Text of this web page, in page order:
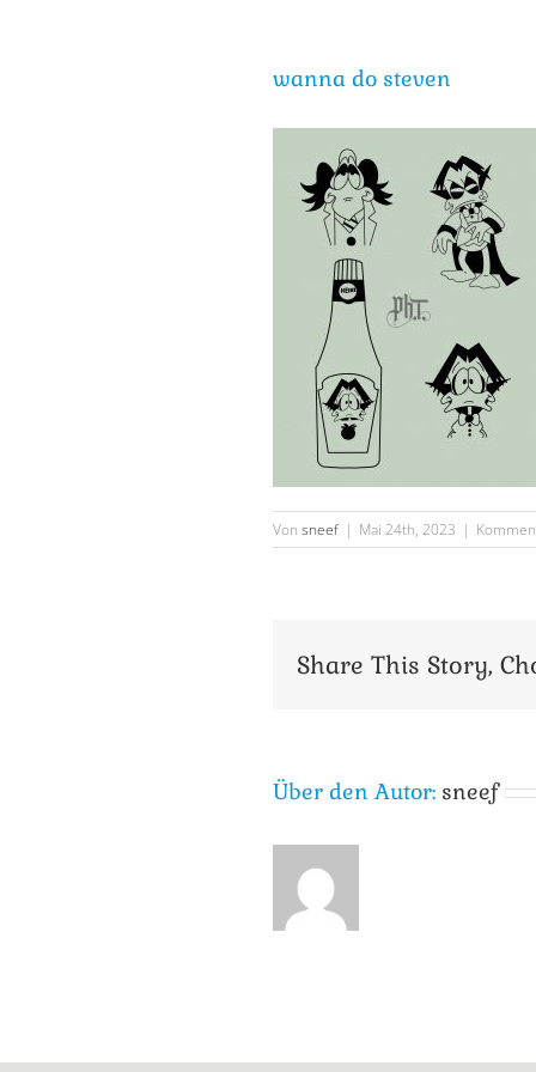
wanna do steven
Vonsneef | Mai 24th, 2023 |
Share This Story,
Über den Autor: sneef